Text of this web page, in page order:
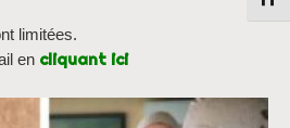
limitées.
en cliquant ici